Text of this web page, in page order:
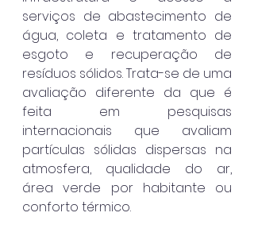
serviços de abastecimento de
água, coleta e tratamento de
esgoto e recuperação de
resíduos sólidos. Trata-se de uma
avaliação diferente da que é
feita em pesquisas
internacionais que avaliam
partículas sólidas dispersas na
atmosfera, qualidade do ar,
área verde por habitante ou
conforto térmico.